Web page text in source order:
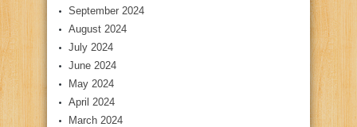
September 2024
August 2024
July 2024
June 2024
May 2024
April 2024
March 2024